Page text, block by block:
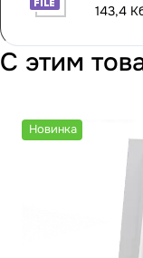
143,4
С этим
Новинка